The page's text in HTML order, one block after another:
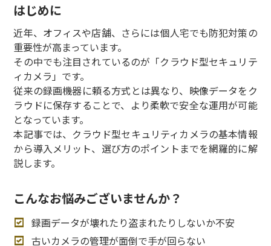
はじめに
近年、オフィスや店舗、さらには個人宅でも防犯対策の
重要性が高まっています。
その中でも注目されているのが「クラウド型セキュリテ
ィカメラ」です。
従来の録画機器に頼る方式とは異なり、映像データをク
ラウドに保存することで、より柔軟で安全な運用が可能
となっています。
本記事では、クラウド型セキュリティカメラの基本情報
から導入メリット、選び方のポイントまでを網羅的に解
説します。
こんなお悩みございませんか？
録画データが壊れたり盗まれたりしないか不安
古いカメラの管理が面倒で手が回らない